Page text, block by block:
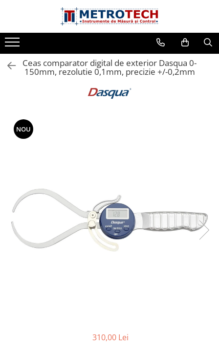
Toate Produsele
Sublere
Sublere digitale
Sublere digitale de adancime
Sublere cu cadran
Sublere mecanice de inaltime
Rigle digitale
Accesorii sublere
Transfer date sublere
Micrometre
Micrometre mecanice de interior
Ceas comparator digital de exterior Dasqua 0-
150mm, rezolutie 0,1mm, precizie +/-0,2mm
NOU
310,00 Lei